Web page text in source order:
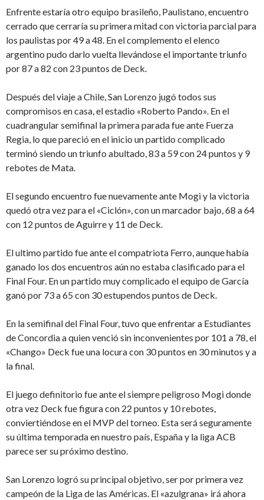
Enfrente estaría otro equipo brasileño, Paulistano, encuentro
cerrado que cerraría su primera mitad con victoria parcial para
los paulistas por 49 a 48. En el complemento el elenco
argentino pudo darlo vuelta llevándose el importante triunfo
por 87 a 82 con 23 puntos de Deck.
Después del viaje a Chile, San Lorenzo jugó todos sus
compromisos en casa, el estadio «Roberto Pando». En el
cuadrangular semifinal la primera parada fue ante Fuerza
Regia, lo que pareció en el inicio un partido complicado
terminó siendo un triunfo abultado, 83 a 59 con 24 puntos y 9
rebotes de Mata.
El segundo encuentro fue nuevamente ante Mogi y la victoria
quedó otra vez para el «Ciclón», con un marcador bajo, 68 a 64
con 12 puntos de Aguirre y 11 de Deck.
El ultimo partido fue ante el compatriota Ferro, aunque había
ganado los dos encuentros aún no estaba clasificado para el
Final Four. En un partido muy complicado el equipo de García
ganó por 73 a 65 con 30 estupendos puntos de Deck.
En la semifinal del Final Four, tuvo que enfrentar a Estudiantes
de Concordia a quien venció sin inconvenientes por 101 a 78, el
«Chango» Deck fue una locura con 30 puntos en 30 minutos y a
la final.
El juego definitorio fue ante el siempre peligroso Mogi donde
otra vez Deck fue figura con 22 puntos y 10 rebotes,
conviertiéndose en el MVP del torneo. Esta será seguramente
su última temporada en nuestro país, España y la liga ACB
parece ser su próximo destino.
San Lorenzo logró su principal objetivo, ser por primera vez
campeón de la Liga de las Américas. El «azulgrana» irá ahora